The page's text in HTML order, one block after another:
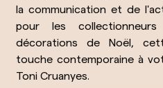
la communication et de
pour les
décorations de Noël,
touche contemporaine à
Toni Cruanyes.